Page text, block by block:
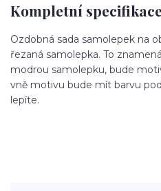
Kompletní
Ozdobná sada samolepek na
řezaná samolepka. To
modrou samolepku, bude
vně motivu bude mít barvu
lepíte.